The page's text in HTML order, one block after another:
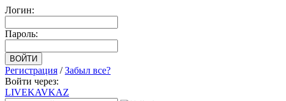
Логин:
Пароль:
Регистрация /Забыл все?
Войти через:
LIVEKAVKAZ